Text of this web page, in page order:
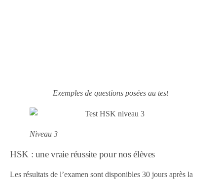
Exemples de questions posées au test
Niveau 3
HSK : une vraie réussite pour nos élèves
Les résultats de l’examen sont disponibles 30 jours après la